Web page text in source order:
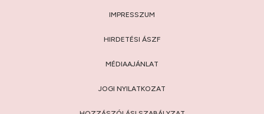
IMPRESSZUM
HIRDETÉSI ÁSZF
MÉDIAAJÁNLAT
JOGI NYILATKOZAT